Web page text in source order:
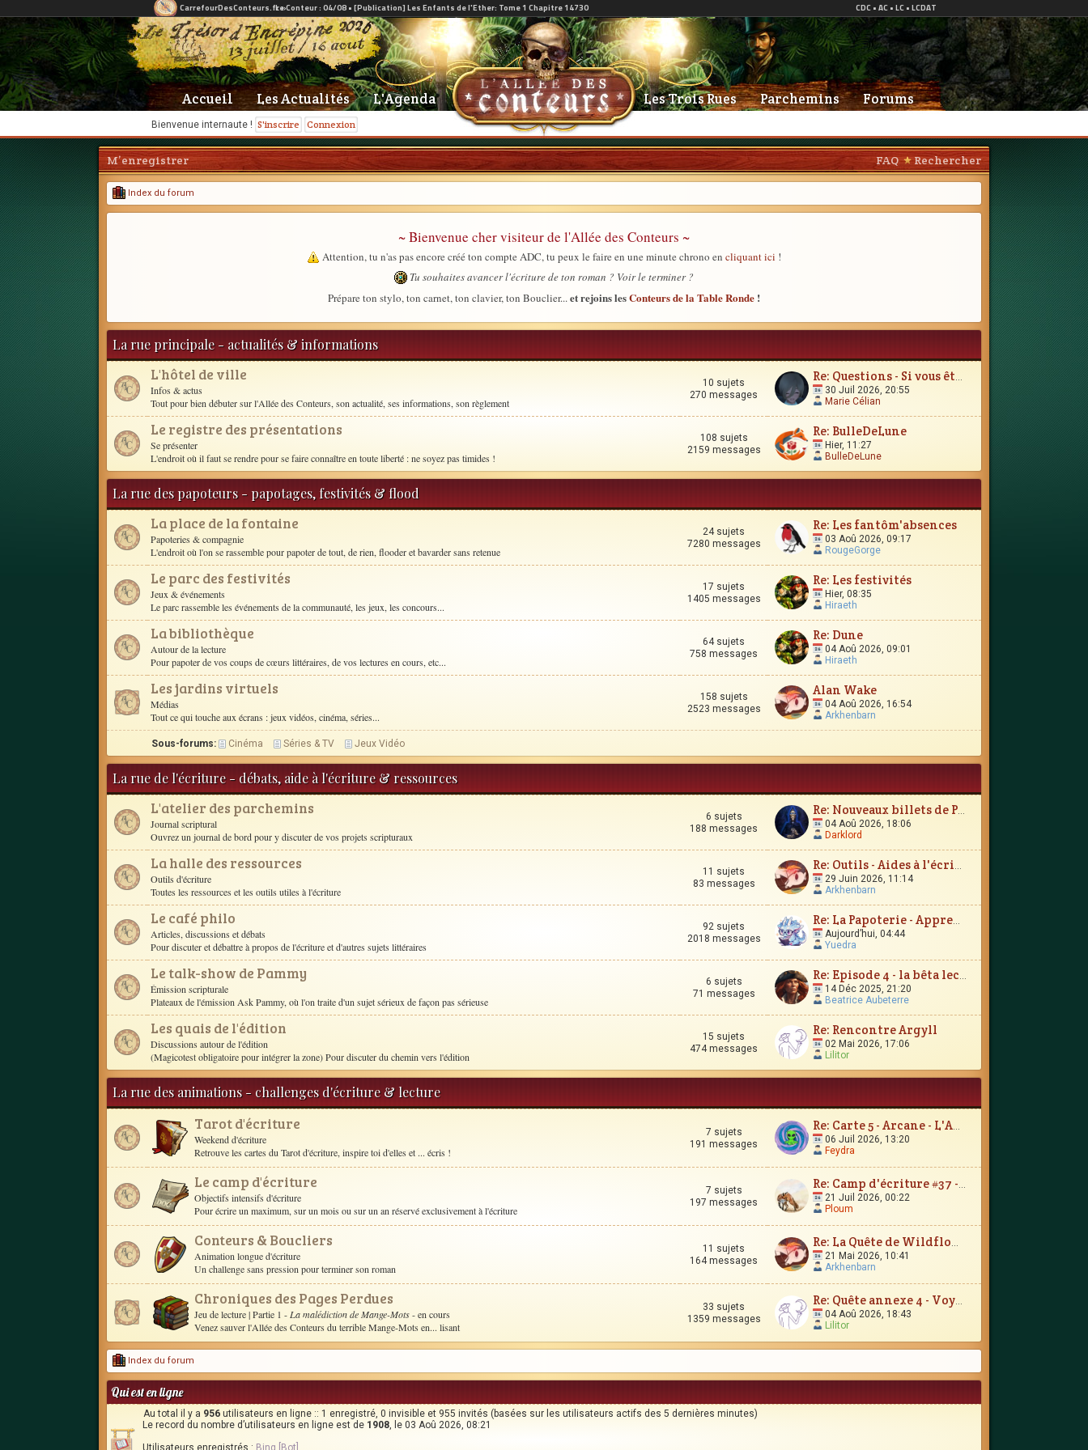
Bienvenue internaute ! S'inscrire Connexion
Accueil Les Actualités L'Agenda Les Trois Rues Parchemins Forums
FAQ Rechercher
M’enregistrer
Index du forum
~ Bienvenue cher visiteur de l'Allée des Conteurs ~
Attention, tu n'as pas encore créé ton compte ADC, tu peux le faire en une minute chrono en cliquant ici !
Tu souhaites avancer l'écriture de ton roman ? Voir le terminer ?
Prépare ton stylo, ton carnet, ton clavier, ton Bouclier...et rejoins lesConteurs de la Table Ronde !
La rue principale - actualités & informations
L'hôtel de ville
Infos & actus
Tout pour bien débuter sur l'Allée des Conteurs, son actualité, ses informations, son règlement
10 sujets
270 messages
Re: Questions - Si vous êtes perdus, ou si vous vous interro
30 Juil 2026, 20:55
Marie Célian
Le registre des présentations
Se présenter
L'endroit où il faut se rendre pour se faire connaître en toute liberté : ne soyez pas timides !
108 sujets
2159 messages
Re: BulleDeLune
Hier, 11:27
BulleDeLune
La rue des papoteurs - papotages, festivités & flood
La place de la fontaine
Papoteries & compagnie
L'endroit où l'on se rassemble pour papoter de tout, de rien, flooder et bavarder sans retenue
24 sujets
7280 messages
Re: Les fantôm'absences
03 Aoû 2026, 09:17
RougeGorge
Le parc des festivités
Jeux & événements
Le parc rassemble les événements de la communauté, les jeux, les concours...
17 sujets
1405 messages
Re: Les festivités
Hier, 08:35
Hiraeth
La bibliothèque
Autour de la lecture
Pour papoter de vos coups de cœurs littéraires, de vos lectures en cours, etc...
64 sujets
758 messages
Re: Dune
04 Aoû 2026, 09:01
Hiraeth
Les jardins virtuels
Médias
Tout ce qui touche aux écrans : jeux vidéos, cinéma, séries...
158 sujets
2523 messages
Alan Wake
04 Aoû 2026, 16:54
Arkhenbarn
Sous-forums: Cinéma Séries & TV Jeux Vidéo
La rue de l'écriture - débats, aide à l'écriture & ressources
L'atelier des parchemins
Journal scriptural
Ouvrez un journal de bord pour y discuter de vos projets scripturaux
6 sujets
188 messages
Re: Nouveaux billets de Parchemin
04 Aoû 2026, 18:06
Darklord
La halle des ressources
Outils d'écriture
Toutes les ressources et les outils utiles à l'écriture
11 sujets
83 messages
Re: Outils - Aides à l'écriture
29 Juin 2026, 11:14
Arkhenbarn
Le café philo
Articles, discussions et débats
Pour discuter et débattre à propos de l'écriture et d'autres sujets littéraires
92 sujets
2018 messages
Re: La Papoterie - Apprendre en publiant en ligne ?
Aujourd’hui, 04:44
Yuedra
Le talk-show de Pammy
Émission scripturale
Plateaux de l'émission Ask Pammy, où l'on traite d'un sujet sérieux de façon pas sérieuse
6 sujets
71 messages
Re: Episode 4 - la bêta lecture
14 Déc 2025, 21:20
Beatrice Aubeterre
Les quais de l'édition
Discussions autour de l'édition
(Magicotest obligatoire pour intégrer la zone) Pour discuter du chemin vers l'édition
15 sujets
474 messages
Re: Rencontre Argyll
02 Mai 2026, 17:06
Lilitor
La rue des animations - challenges d'écriture & lecture
Tarot d'écriture
Weekend d'écriture
Retrouve les cartes du Tarot d'écriture, inspire toi d'elles et ... écris !
7 sujets
191 messages
Re: Carte 5 - Arcane - L'Amour Immortel
06 Juil 2026, 13:20
Feydra
Le camp d'écriture
Objectifs intensifs d'écriture
Pour écrire un maximum, sur un mois ou sur un an réservé exclusivement à l'écriture
7 sujets
197 messages
Re: Camp d'écriture #37 - Le Trésor d'Encrépine
21 Juil 2026, 00:22
Ploum
Conteurs & Boucliers
Animation longue d'écriture
Un challenge sans pression pour terminer son roman
11 sujets
164 messages
Re: La Quête de Wildflower et JunimarionH
21 Mai 2026, 10:41
Arkhenbarn
Chroniques des Pages Perdues
Jeu de lecture| Partie 1 - La malédiction de Mange-Mots- en cours
Venez sauver l'Allée des Conteurs du terrible Mange-Mots en... lisant
33 sujets
1359 messages
Re: Quête annexe 4 - Voyages et contrées lointaines
04 Aoû 2026, 18:43
Lilitor
Index du forum
Qui est en ligne
Au total il y a 956 utilisateurs en ligne :: 1 enregistré, 0 invisible et 955 invités (basées sur les utilisateurs actifs des 5 dernières minutes)
Le record du nombre d’utilisateurs en ligne est de 1908, le 03 Aoû 2026, 08:21
Utilisateurs enregistrés : Bing [Bot]